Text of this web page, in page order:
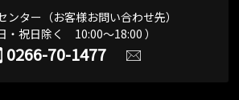
ンター（お客様お問い合わせ先）
・祝日除く 10:00～18:00 ）
0266-70-1477